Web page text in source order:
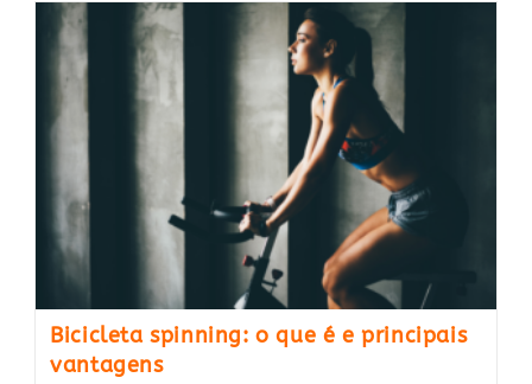
Planilha
Para
Em
Bicicleta spinning: o que é e principais
vantagens